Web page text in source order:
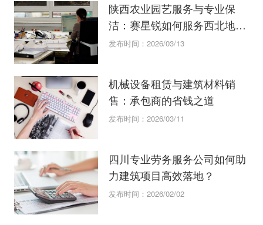
陕西农业园艺服务与专业保
洁：赛星锐如何服务西北地
区？
发布时间：2026/03/13
机械设备租赁与建筑材料销
售：承包商的省钱之道
发布时间：2026/03/11
四川专业劳务服务公司如何助
力建筑项目高效落地？
发布时间：2026/02/02